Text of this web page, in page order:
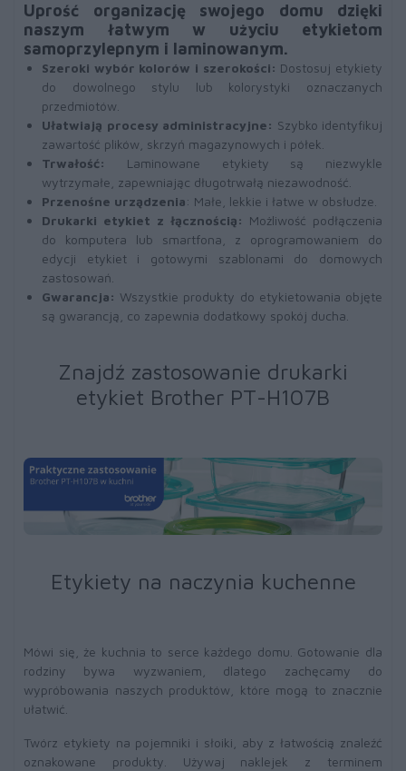
Uprość organizację swojego domu dzięki
naszym łatwym w użyciu etykietom
samoprzylepnym i laminowanym.
Szeroki wybór kolorów i szerokości: Dostosuj etykiety
do dowolnego stylu lub kolorystyki oznaczanych
przedmiotów.
Ułatwiają procesy administracyjne: Szybko identyfikuj
zawartość plików, skrzyń magazynowych i półek.
Trwałość:
Laminowane etykiety są niezwykle
wytrzymałe, zapewniając długotrwałą niezawodność.
Przenośne urządzenia: Małe, lekkie i łatwe w obsłudze.
Drukarki etykiet z łącznością: Możliwość podłączenia
do komputera lub smartfona, z oprogramowaniem do
edycji etykiet i gotowymi szablonami do domowych
zastosowań.
Gwarancja: Wszystkie produkty do etykietowania objęte
są gwarancją, co zapewnia dodatkowy spokój ducha.
Znajdź zastosowanie drukarki
etykiet Brother PT-H107B
Etykiety na naczynia kuchenne
Mówi się, że kuchnia to serce każdego domu. Gotowanie dla
rodziny bywa wyzwaniem, dlatego zachęcamy do
wypróbowania naszych produktów, które mogą to znacznie
ułatwić.
Twórz etykiety na pojemniki i słoiki, aby z łatwością znaleźć
oznakowane produkty. Używaj naklejek z terminem